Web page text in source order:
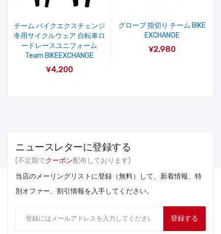
チーム バイクエクスチェンジ
冬用サイクルウェア 自転車ロ
ードレースユニフォーム
Team BIKEEXCHANGE
¥4,200
グローブ 指切り チーム BIKE
EXCHANGE
¥2,980
ニュースレターに登録する
(不定期でクーポン配布しております)
当店のメーリングリストに登録（無料）して、新着情報、特
別オファー、割引情報を入手してください。
登録する